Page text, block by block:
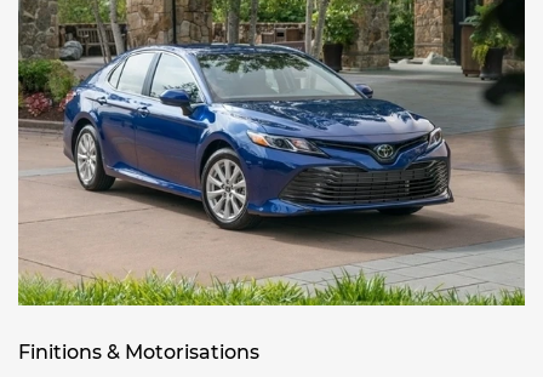
Finitions & Motorisations